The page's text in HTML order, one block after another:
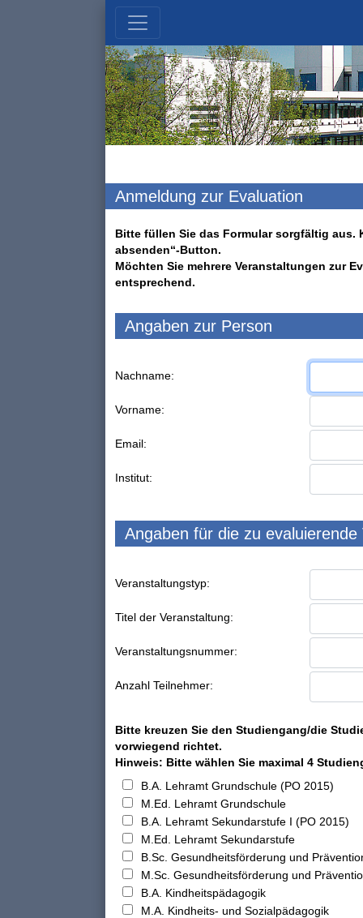
Anmeldung zur Evaluation
Bitte füllen Sie das Formular sorgfältig aus.
absenden“-Button.
Möchten Sie mehrere Veranstaltungen zur
entsprechend.
Angaben zur Person
Nachname:
Vorname:
Email:
Institut:
Angaben für die zu evaluierende
Veranstaltungstyp:
Titel der Veranstaltung:
Veranstaltungsnummer:
Anzahl Teilnehmer:
Bitte kreuzen Sie den Studiengang/die
vorwiegend richtet.
Hinweis: Bitte wählen Sie maximal 4
B.A. Lehramt Grundschule (PO 2015)
M.Ed. Lehramt Grundschule
B.A. Lehramt Sekundarstufe I (PO 2015)
M.Ed. Lehramt Sekundarstufe
B.Sc. Gesundheitsförderung und
M.Sc. Gesundheitsförderung und
B.A. Kindheitspädagogik
M.A. Kindheits- und Sozialpädagogik